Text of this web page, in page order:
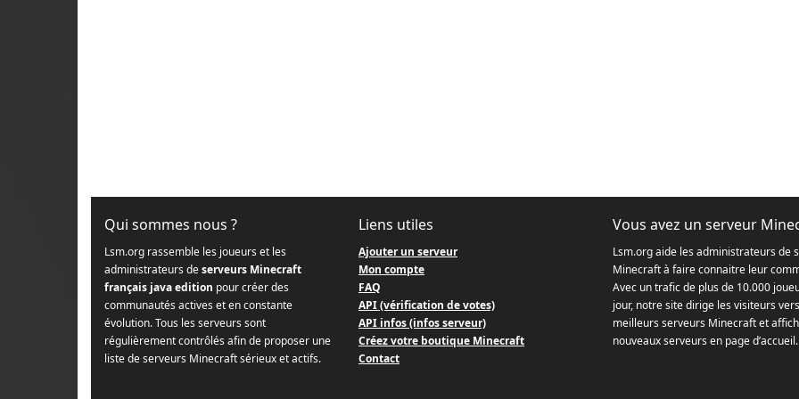
Qui sommes nous ?
Lsm.org rassemble les joueurs et les
administrateurs deserveurs Minecraft
français java edition pour créer des
communautés actives et en constante
évolution. Tous les serveurs sont
régulièrement contrôlés afin de proposer une
liste de serveurs Minecraft sérieux et actifs.
Liens utiles
Ajouter un serveur
Mon compte
FAQ
API (vérification de votes)
API infos (infos serveur)
Créez votre boutique Minecraft
Contact
Vous avez un serveur
Lsm.org aide les administrateurs de
Minecraft à faire connaitre leur
Avec un trafic de plus de 10.000
jour, notre site dirige les visiteurs
meilleurs serveurs Minecraft et
nouveaux serveurs en page d’accueil.